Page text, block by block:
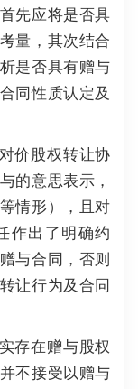
先应将是否具
量，其次结合
是否具有赠与
同性质认定及
价股权转让协
的意思表示，
情形），且对
作出了明确约
与合同，否则
让行为及合同
存在赠与股权
不接受以赠与